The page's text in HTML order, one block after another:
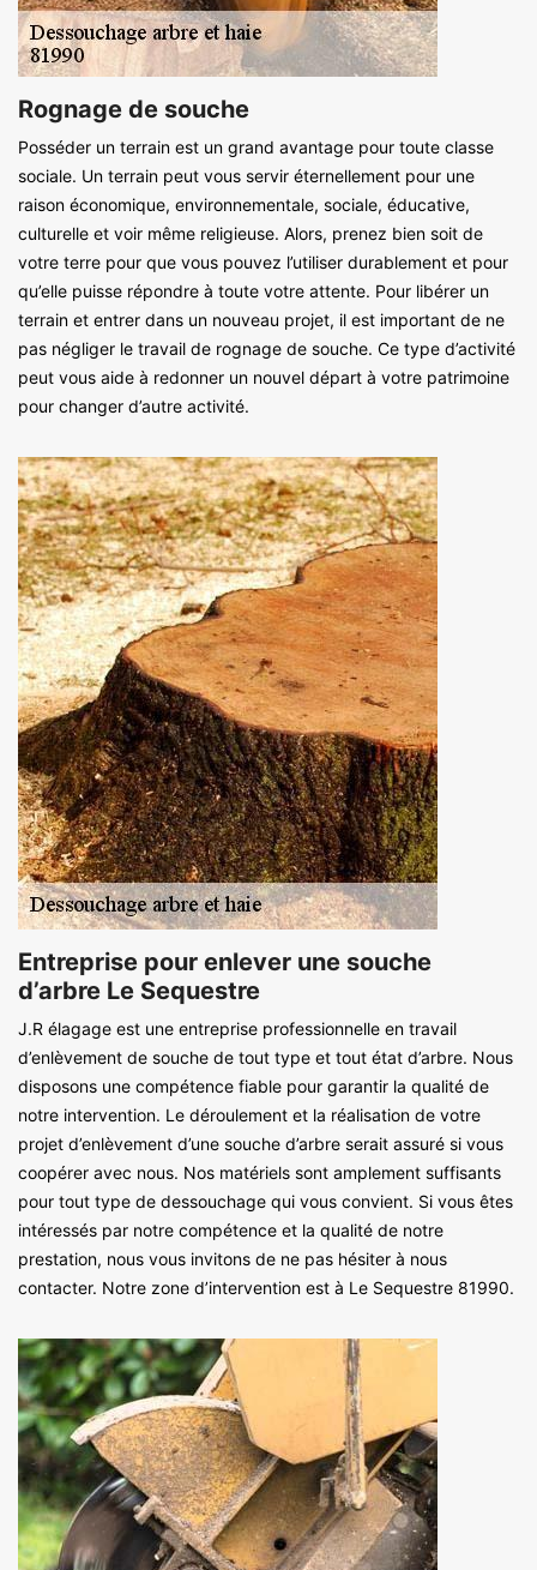
Rognage de souche
Posséder un terrain est un grand avantage pour toute classe
sociale. Un terrain peut vous servir éternellement pour une
raison économique, environnementale, sociale, éducative,
culturelle et voir même religieuse. Alors, prenez bien soit de
votre terre pour que vous pouvez l’utiliser durablement et pour
qu’elle puisse répondre à toute votre attente. Pour libérer un
terrain et entrer dans un nouveau projet, il est important de ne
pas négliger le travail de rognage de souche. Ce type d’activité
peut vous aide à redonner un nouvel départ à votre patrimoine
pour changer d’autre activité.
Entreprise pour enlever une souche
d’arbre Le Sequestre
J.R élagage est une entreprise professionnelle en travail
d’enlèvement de souche de tout type et tout état d’arbre. Nous
disposons une compétence fiable pour garantir la qualité de
notre intervention. Le déroulement et la réalisation de votre
projet d’enlèvement d’une souche d’arbre serait assuré si vous
coopérer avec nous. Nos matériels sont amplement suffisants
pour tout type de dessouchage qui vous convient. Si vous êtes
intéressés par notre compétence et la qualité de notre
prestation, nous vous invitons de ne pas hésiter à nous
contacter. Notre zone d’intervention est à Le Sequestre 81990.